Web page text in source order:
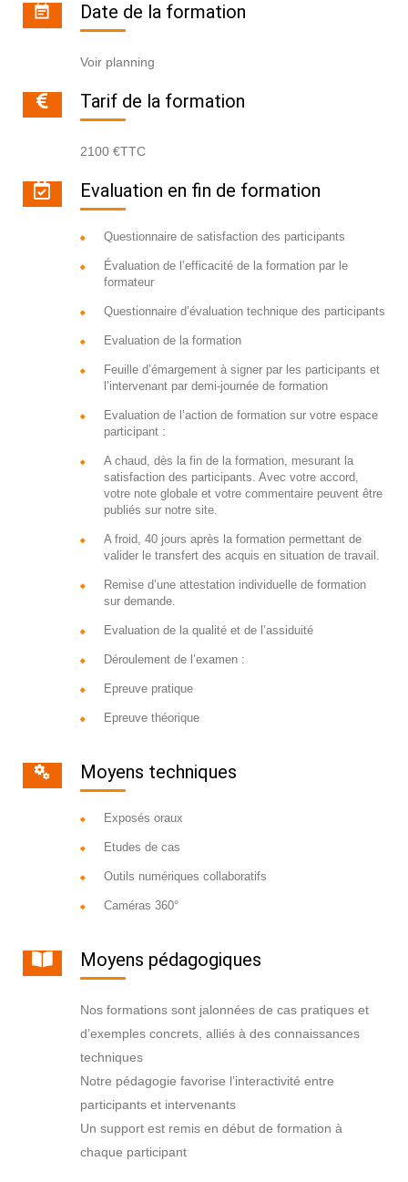
Date de la formation
Voir planning
Tarif de la formation
2100 €TTC
Evaluation en fin de formation
Questionnaire de satisfaction des participants
Évaluation de l’efficacité de la formation par le
formateur
Questionnaire d’évaluation technique des participants
Evaluation de la formation
Feuille d’émargement à signer par les participants et
l’intervenant par demi-journée de formation
Evaluation de l’action de formation sur votre espace
participant :
A chaud, dès la fin de la formation, mesurant la
satisfaction des participants. Avec votre accord,
votre note globale et votre commentaire peuvent être
publiés sur notre site.
A froid, 40 jours après la formation permettant de
valider le transfert des acquis en situation de travail.
Remise d’une attestation individuelle de formation
sur demande.
Evaluation de la qualité et de l’assiduité
Déroulement de l’examen :
Epreuve pratique
Epreuve théorique
Moyens techniques
Exposés oraux
Etudes de cas
Outils numériques collaboratifs
Caméras 360°
Moyens pédagogiques
Nos formations sont jalonnées de cas pratiques et
d’exemples concrets, alliés à des connaissances
techniques
Notre pédagogie favorise l’interactivité entre
participants et intervenants
Un support est remis en début de formation à
chaque participant